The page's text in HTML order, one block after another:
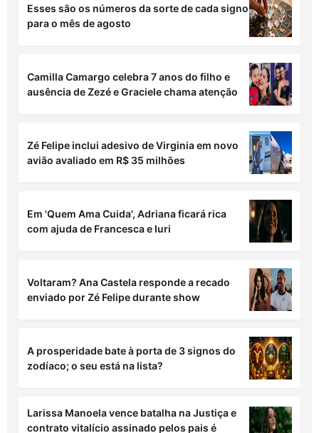
Esses são os números da sorte de cada signo
para o mês de agosto
Camilla Camargo celebra 7 anos do filho e
ausência de Zezé e Graciele chama atenção
Zé Felipe inclui adesivo de Virginia em novo
avião avaliado em R$ 35 milhões
Em 'Quem Ama Cuida', Adriana ficará rica
com ajuda de Francesca e Iuri
Voltaram? Ana Castela responde a recado
enviado por Zé Felipe durante show
A prosperidade bate à porta de 3 signos do
zodíaco; o seu está na lista?
Larissa Manoela vence batalha na Justiça e
contrato vitalício assinado pelos pais é